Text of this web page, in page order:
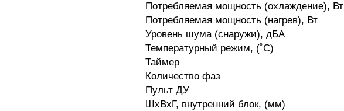
Потребляемая мощность (охлаждение), Вт
Потребляемая мощность (нагрев), Вт
Уровень шума (снаружи), дБА
Температурный режим, (˚С)
Таймер
Количество фаз
Пульт ДУ
ШхВхГ, внутренний блок, (мм)